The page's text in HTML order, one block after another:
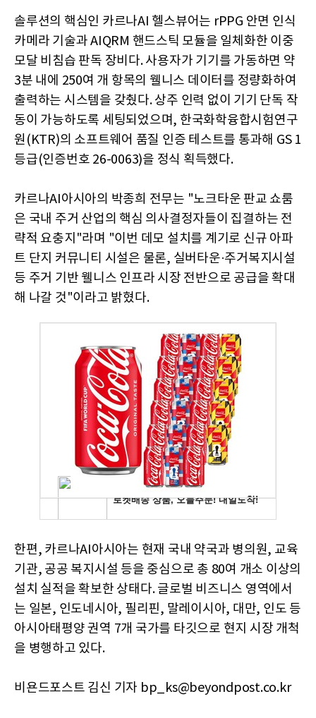
솔루션의 핵심인 카르나AI 헬스뷰어는 rPPG 안면 인식
카메라 기술과 AIQRM 핸드스틱 모듈을 일체화한 이중
모달 비침습 판독 장비다. 사용자가 기기를 가동하면 약
3분 내에 250여 개 항목의 웰니스 데이터를 정량화하여
출력하는 시스템을 갖췄다. 상주 인력 없이 기기 단독 작
동이 가능하도록 세팅되었으며, 한국화학융합시험연구
원(KTR)의 소프트웨어 품질 인증 테스트를 통과해 GS 1
등급(인증번호 26-0063)을 정식 획득했다.
카르나AI아시아의 박종희 전무는 "노크타운 판교 쇼룸
은 국내 주거 산업의 핵심 의사결정자들이 집결하는 전
략적 요충지"라며 "이번 데모 설치를 계기로 신규 아파
트 단지 커뮤니티 시설은 물론, 실버타운·주거복지시설
등 주거 기반 웰니스 인프라 시장 전반으로 공급을 확대
해 나갈 것"이라고 밝혔다.
한편, 카르나AI아시아는 현재 국내 약국과 병의원, 교육
기관, 공공 복지시설 등을 중심으로 총 80여 개소 이상의
설치 실적을 확보한 상태다. 글로벌 비즈니스 영역에서
는 일본, 인도네시아, 필리핀, 말레이시아, 대만, 인도 등
아시아태평양 권역 7개 국가를 타깃으로 현지 시장 개척
을 병행하고 있다.
비욘드포스트 김신 기자 bp_ks@beyondpost.co.kr